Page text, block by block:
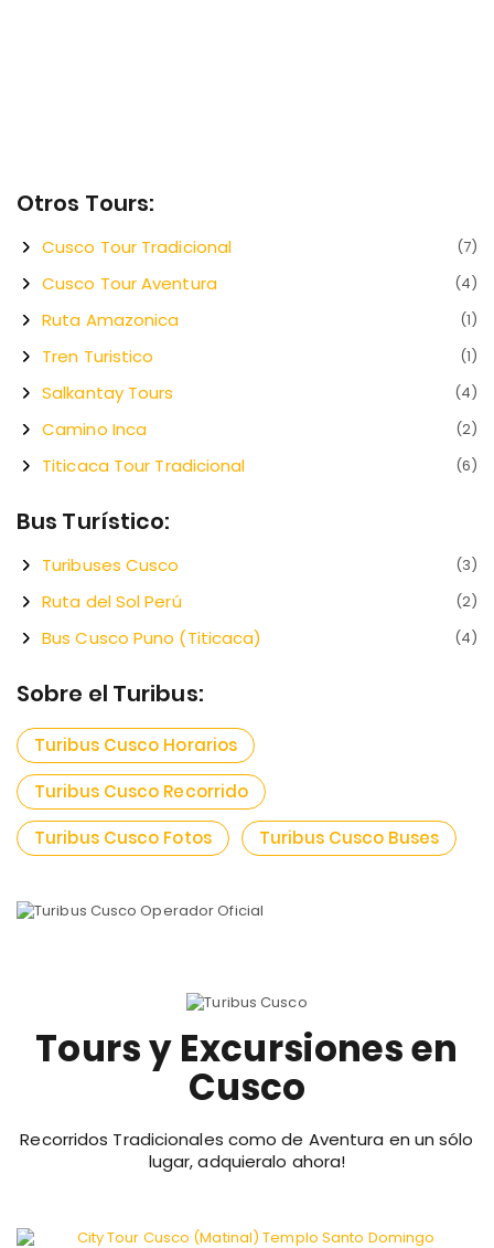
Otros Tours:
Cusco Tour Tradicional (7)
Cusco Tour Aventura (4)
Ruta Amazonica (1)
Tren Turistico (1)
Salkantay Tours (4)
Camino Inca (2)
Titicaca Tour Tradicional (6)
Bus Turístico:
Turibuses Cusco (3)
Ruta del Sol Perú (2)
Bus Cusco Puno (Titicaca) (4)
Sobre el Turibus:
Turibus Cusco Horarios
Turibus Cusco Recorrido
Turibus Cusco Fotos
Turibus Cusco Buses
Tours y Excursiones en
Cusco
Recorridos Tradicionales como de Aventura en un sólo
lugar, adquieralo ahora!